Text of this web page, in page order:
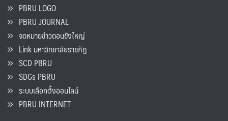
PBRU LOGO
PBRU JOURNAL
จดหมายข่าวดอนขังใหญ่
Link มหาวิทยาลัยราชภัฏ
SCD PBRU
SDGs PBRU
ระบบเลือกตั้งออนไลน์
PBRU INTERNET